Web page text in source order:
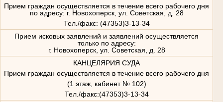
Прием граждан осуществляется в течение всего рабочего дня
по адресу: г. Новохоперск, ул. Советская, д. 28
Тел./факс: (47353)3-13-34
Прием исковых заявлений и заявлений осуществляется
только по адресу:
г. Новохоперск, ул. Советская, д. 28
КАНЦЕЛЯРИЯ СУДА
Прием граждан осуществляется в течение всего рабочего дня
(1 этаж, кабинет № 102)
Тел./факс:(47353)3-13-34